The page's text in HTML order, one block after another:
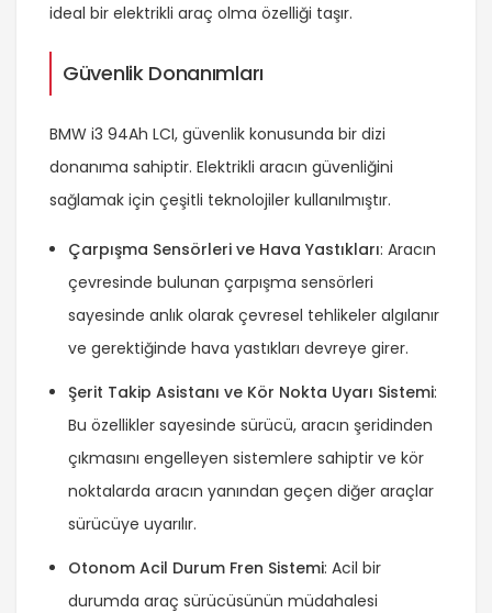
ideal bir elektrikli araç olma özelliği taşır.
Güvenlik Donanımları
BMW i3 94Ah LCI, güvenlik konusunda bir dizi
donanıma sahiptir. Elektrikli aracın güvenliğini
sağlamak için çeşitli teknolojiler kullanılmıştır.
Çarpışma Sensörleri ve Hava Yastıkları: Aracın
çevresinde bulunan çarpışma sensörleri
sayesinde anlık olarak çevresel tehlikeler algılanır
ve gerektiğinde hava yastıkları devreye girer.
Şerit Takip Asistanı ve Kör Nokta Uyarı Sistemi:
Bu özellikler sayesinde sürücü, aracın şeridinden
çıkmasını engelleyen sistemlere sahiptir ve kör
noktalarda aracın yanından geçen diğer araçlar
sürücüye uyarılır.
Otonom Acil Durum Fren Sistemi: Acil bir
durumda araç sürücüsünün müdahalesi